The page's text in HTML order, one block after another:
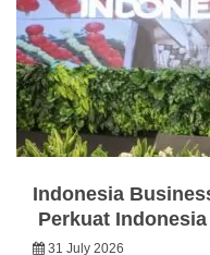
Indonesia
Perkuat
31 July 2026